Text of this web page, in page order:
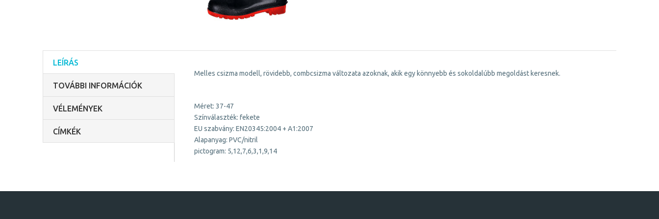
LEÍRÁS
TOVÁBBI INFORMÁCIÓK
VÉLEMÉNYEK
CÍMKÉK
Melles csizma modell, rövidebb, combcsizma változata azoknak, akik egy könnyebb és sokoldalúbb megoldást keresnek.
Méret: 37-47
Színválaszték: fekete
EU szabvány: EN20345:2004 + A1:2007
Alapanyag: PVC/nitril
pictogram: 5,12,7,6,3,1,9,14